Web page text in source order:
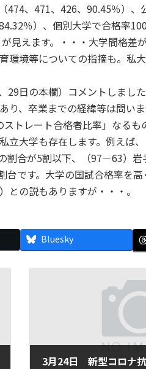
、471、426、90.45％）、
％）、個別大学で合格率
見えます。・・・大学間格差
環境等についての指摘も。私
日の本欄）コメントしまし
り、卒業までの経緯等は問い
トレート合格者比率」なるも
立大学も存在します。例えば
合が5割以下、（97－63）岩
です。大学の国試合格率を
との説もありますが・・・。
Bluesky
3月24日 新型コロナ